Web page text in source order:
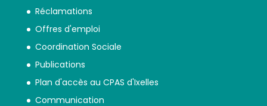
Réclamations
Offres d'emploi
Coordination Sociale
Publications
Plan d'accès au CPAS d'Ixelles
Communication